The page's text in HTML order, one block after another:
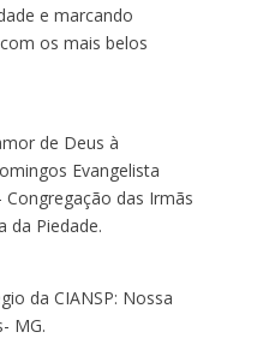
e marcando
os mais belos
de Deus à
Evangelista
Congregação das Irmãs
da Piedade.
da CIANSP: Nossa
MG.